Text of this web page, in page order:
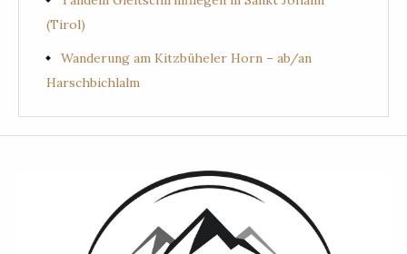
(Tirol)
Wanderung am Kitzbüheler Horn – ab/an
Harschbichlalm